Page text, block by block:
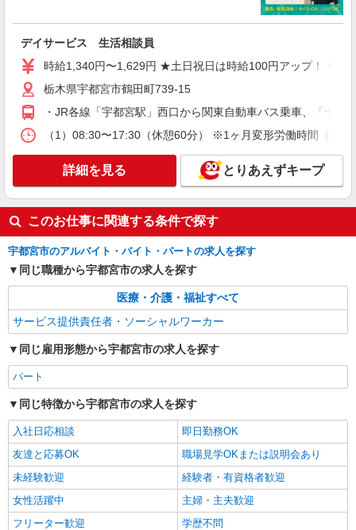
デイサービス 生活相談員
時給1,340円〜1,629円 ★土日祝日は時給100円アップ！ ※給
栃木県宇都宮市鶴田町739-15
・JR各線「宇都宮駅」西口から関東自動車バス乗車、「十
（1）08:30〜17:30（休憩60分） ※1ヶ月変形労働時間（週
詳細を見る とりあえずキープ
このお仕事に関連する条件で探す
宇都宮市のアルバイト・バイト・パートの求人を探す
同じ職種から宇都宮市の求人を探す
医療・介護・福祉すべて
サービス提供責任者・ソーシャルワーカー
同じ雇用形態から宇都宮市の求人を探す
パート
同じ特徴から宇都宮市の求人を探す
入社日応相談
即日勤務OK
友達と応募OK
職場見学OKまたは説明会あり
未経験歓迎
経験者・有資格者歓迎
女性活躍中
主婦・主夫歓迎
フリーター歓迎
学歴不問